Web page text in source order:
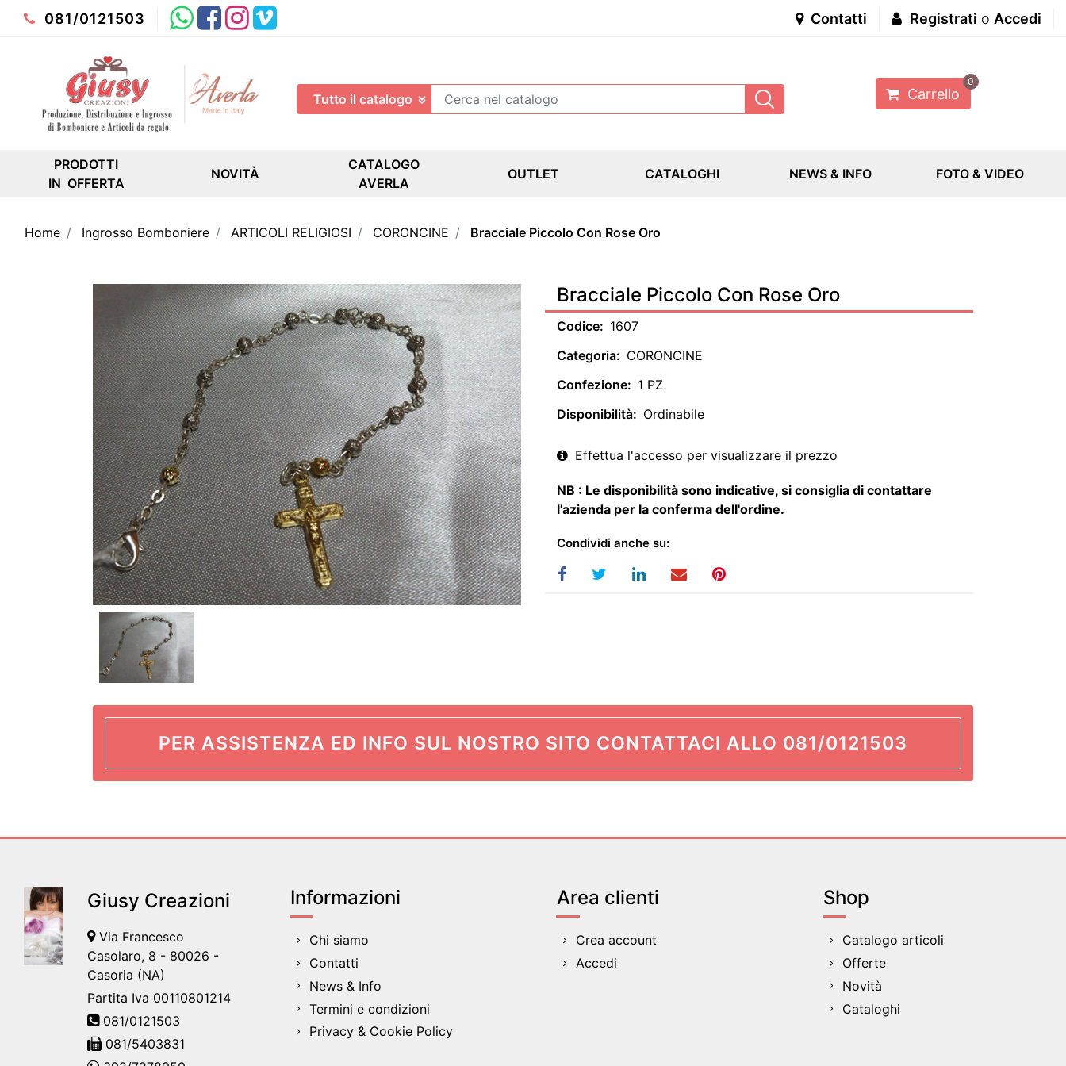
081/0121503 Whatsapp
FacebookInstagram
Youtube Contatti Registrati o Accedi
Carrello
0
PRODOTTI
IN OFFERTA
NOVITÀ
CATALOGO
AVERLA
OUTLET CATALOGHI NEWS & INFO FOTO & VIDEO
Home Ingrosso Bomboniere ARTICOLI RELIGIOSI CORONCINE Bracciale Piccolo Con Rose Oro
Bracciale Piccolo Con Rose Oro
Codice: 1607
Categoria: CORONCINE
Confezione: 1 PZ
Disponibilità: Ordinabile
Effettua l'accesso per visualizzare il prezzo
NB : Le disponibilità sono indicative, si consiglia di contattare
l'azienda per la conferma dell'ordine.
Condividi anche su:
PER ASSISTENZA ED INFO SUL NOSTRO SITO CONTATTACI ALLO 081/0121503
Giusy Creazioni
Via Francesco
Casolaro, 8 - 80026 -
Casoria (NA)
Partita Iva 00110801214
081/0121503
081/5403831
Informazioni
Chi siamo
Contatti
News & Info
Termini e condizioni
Privacy & Cookie Policy
Area clienti
Crea account
Accedi
Shop
Catalogo articoli
Offerte
Novità
Cataloghi